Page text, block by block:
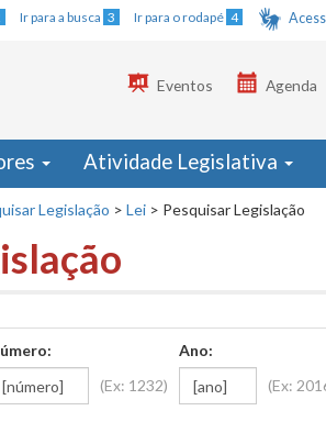
Ir para a busca 3 Ir para o rodapé 4
Eventos Agenda
Atividade Legislativa
Legislação > Lei > Pesquisar Legislação
(Ex: 1232)
Ano:
(Ex: